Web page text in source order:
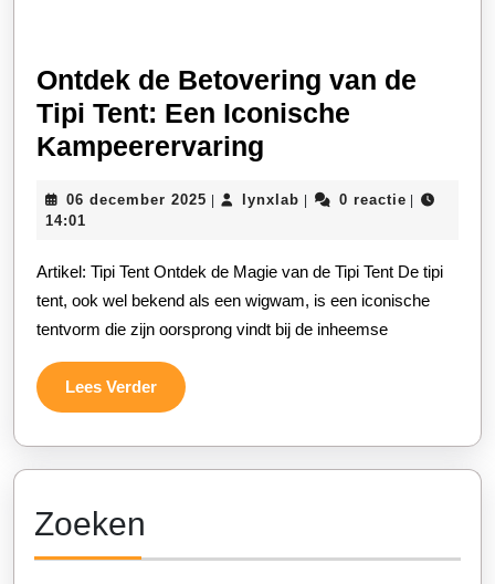
Ontdek de Betovering van de
Tipi Tent: Een Iconische
Kampeerervaring
Betovering
de
Tipi
Tent:
Kampeerervaring
06 december 2025 06
lynxlab lynxlab0 reactie
14:01
Artikel: Tipi Tent Ontdek de Magie van de Tipi Tent De tipi
tent, ook wel bekend als een wigwam, is een iconische
tentvorm die zijn oorsprong vindt bij de inheemse
Lees VerderLees
Verder
Zoeken